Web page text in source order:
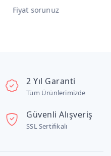
Fiyat sorunuz
2 Yıl Garanti
Tüm Ürünlerimizde
Güvenli Alışveriş
SSL Sertifikalı